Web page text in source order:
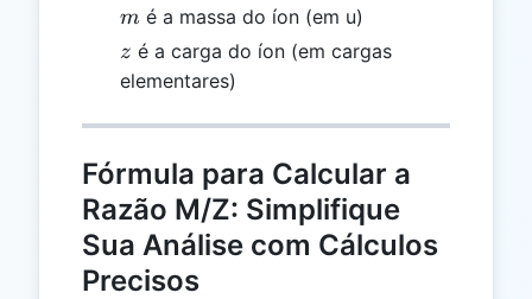
m
m é a massa do íon (em u)
z
z é a carga do íon (em cargas
elementares)
Fórmula para Calcular a
Razão M/Z: Simplifique
Sua Análise com Cálculos
Precisos